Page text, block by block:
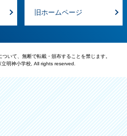
旧ホームページ
いて、無断で転載・頒布することを禁じます。
明神小学校, All rights reserved.